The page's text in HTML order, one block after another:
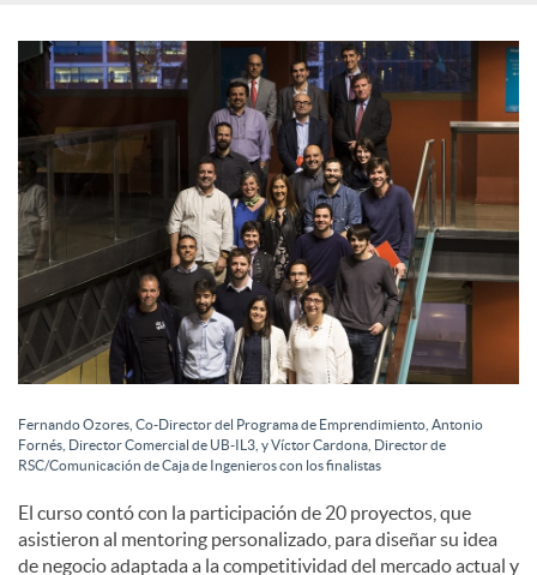
a
l
e
s
Fernando Ozores, Co-Director del Programa de Emprendimiento, Antonio
Fornés, Director Comercial de UB-IL3, y Víctor Cardona, Director de
RSC/Comunicación de Caja de Ingenieros con los finalistas
El curso contó con la participación de 20 proyectos, que
asistieron al mentoring personalizado, para diseñar su idea
de negocio adaptada a la competitividad del mercado actual y